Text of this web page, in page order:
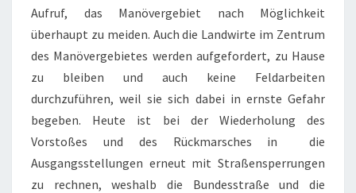
Aufruf, das Manövergebiet nach Möglichkeit
überhaupt zu meiden. Auch die Landwirte im Zentrum
des Manövergebietes werden aufgefordert, zu Hause
zu bleiben und auch keine Feldarbeiten
durchzuführen, weil sie sich dabei in ernste Gefahr
begeben. Heute ist bei der Wiederholung des
Vorstoßes und des Rückmarsches in die
Ausgangsstellungen erneut mit Straßensperrungen
zu rechnen, weshalb die Bundesstraße und die